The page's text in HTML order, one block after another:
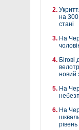
на
стані
На
новий
На
На